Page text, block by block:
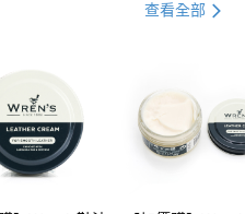
查看全部